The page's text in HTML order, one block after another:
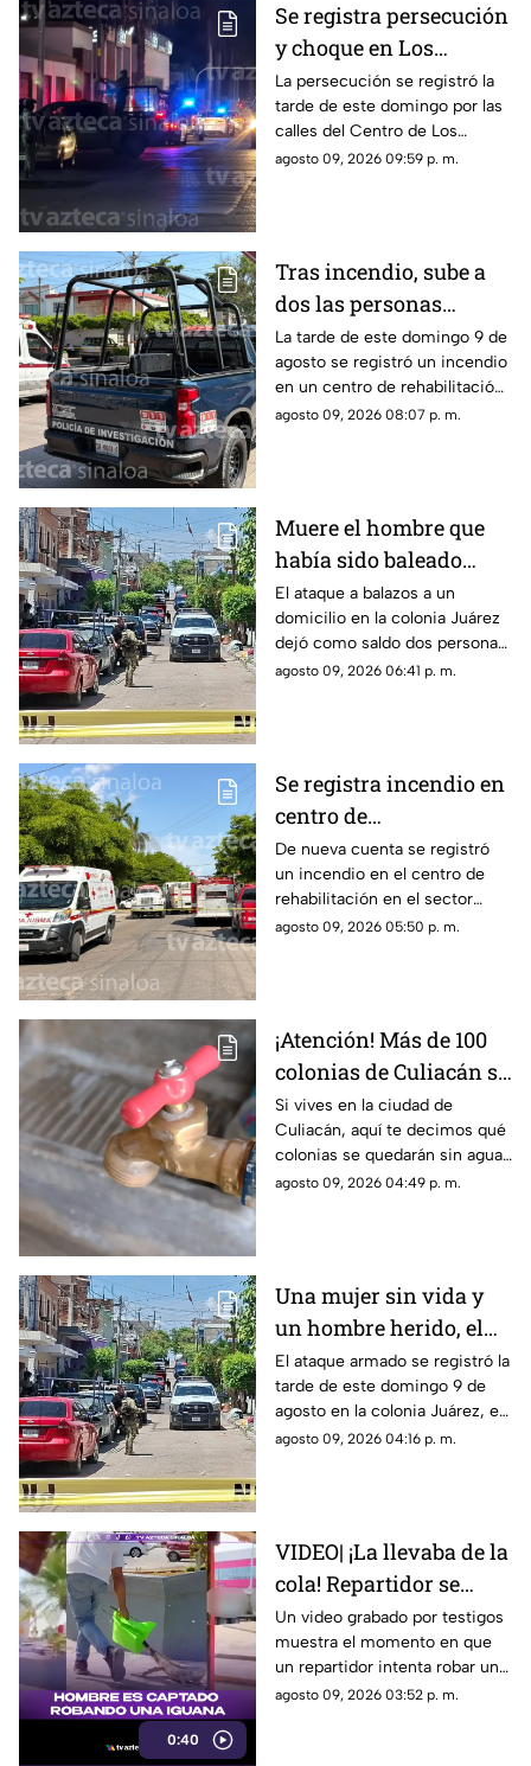
Se registra persecución
y choque en Los
Mochis; esto pasó…
La persecución se registró la
tarde de este domingo por las
calles del Centro de Los
Mochis, al norte de Sinaloa
agosto 09, 2026 09:59 p. m.
Tras incendio, sube a
dos las personas
fallecidas en el centro
de rehabilitación de
Los Mochis
La tarde de este domingo 9 de
agosto se registró un incendio
en un centro de rehabilitación
de Los Mochis; hay dos
agosto 09, 2026 08:07 p. m.
Muere el hombre que
había sido baleado
junto con otra mujer en
la Juárez, en Mazatlán
El ataque a balazos a un
domicilio en la colonia Juárez
dejó como saldo dos personas
sin vida; esto pasó...
agosto 09, 2026 06:41 p. m.
Se registra incendio en
centro de
rehabilitación en Los
Mochis; hay un muerto
y varios heridos
De nueva cuenta se registró
un incendio en el centro de
rehabilitación en el sector
Centro; esto pasó...
agosto 09, 2026 05:50 p. m.
¡Atención! Más de 100
colonias de Culiacán se
quedarán SIN AGUA el
próximo MARTES
Si vives en la ciudad de
Culiacán, aquí te decimos qué
colonias se quedarán sin agua
el próximo martes 11 de
agosto 09, 2026 04:49 p. m.
Una mujer sin vida y
un hombre herido, el
saldo de un at4que
arm4d0 en Mazatlán
El ataque armado se registró la
tarde de este domingo 9 de
agosto en la colonia Juárez, en
la ciudad de Mazatlán
agosto 09, 2026 04:16 p. m.
0:40
VIDEO| ¡La llevaba de la
cola! Repartidor se
intenta robar a una
iguana
Un video grabado por testigos
muestra el momento en que
un repartidor intenta robar una
iguana verde en Tuxpan,
agosto 09, 2026 03:52 p. m.